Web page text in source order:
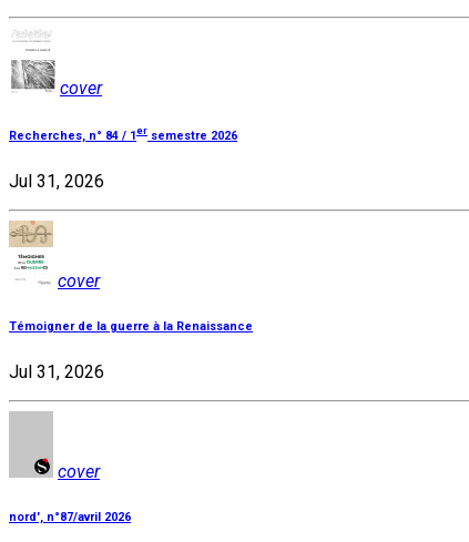
cover
Recherches, n° 84 / 1 er semestre 2026
Jul 31, 2026
cover
Témoigner de la guerre à la Renaissance
Jul 31, 2026
cover
nord', n°87/avril 2026